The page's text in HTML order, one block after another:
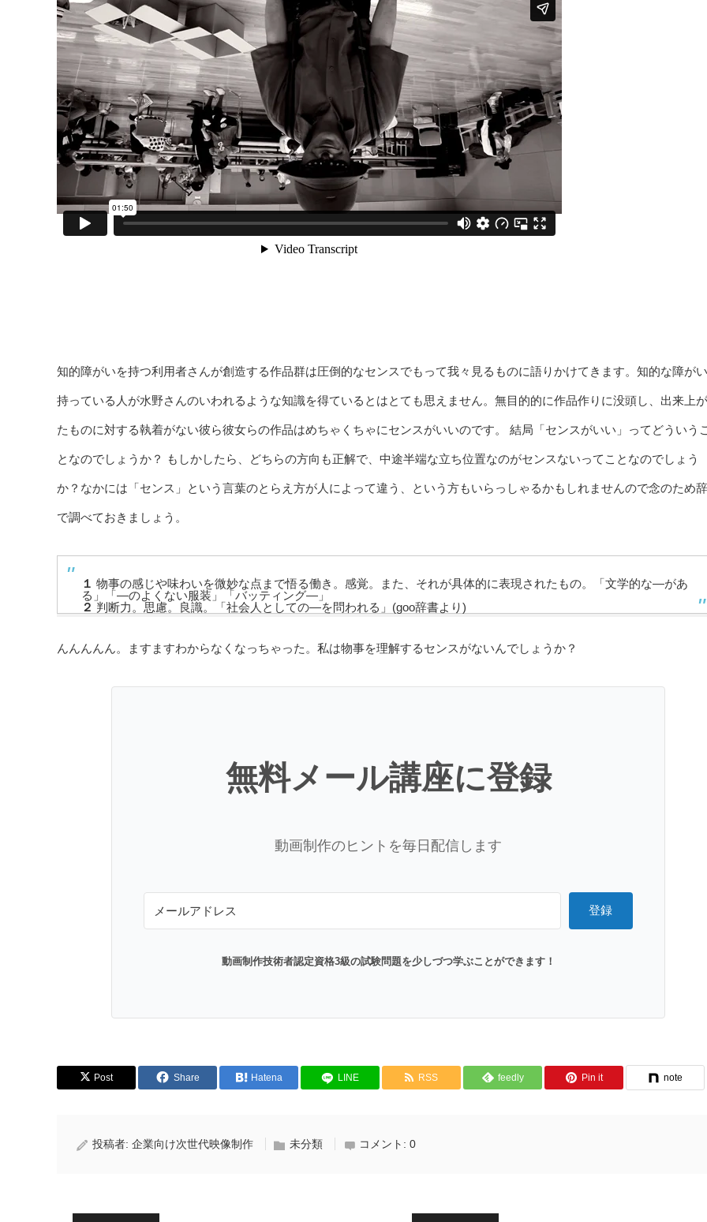
知的障がいを持つ利用者さんが創造する作品群は圧倒的なセンスでもって我々見るものに語りかけてきます。知的な障が
持っている人が水野さんのいわれるような知識を得ているとはとても思えません。無目的的に作品作りに没頭し、出来上
たものに対する執着がない彼ら彼女らの作品はめちゃくちゃにセンスがいいのです。 結局「センスがいい」ってどういうこ
となのでしょうか？ もしかしたら、どちらの方向も正解で、中途半端な立ち位置なのがセンスないってことなのでしょう
か？なかには「センス」という言葉のとらえ方が人によって違う、という方もいらっしゃるかもしれませんので念のため
で調べておきましょう。
１ 物事の感じや味わいを微妙な点まで悟る働き。感覚。また、それが具体的に表現されたもの。「文学的な―があ
る」「―のよくない服装」「バッティング―」
２ 判断力。思慮。良識。「社会人としての―を問われる」(goo辞書より)
んんんんん。ますますわからなくなっちゃった。私は物事を理解するセンスがないんでしょうか？
無料メール講座に登録
動画制作のヒントを毎日配信します
登録
動画制作技術者認定資格3級の試験問題を少しづつ学ぶことができます！
Post Share Hatena LINE RSS feedly Pin it note
投稿者: 企業向け次世代映像制作 未分類 コメント: 0